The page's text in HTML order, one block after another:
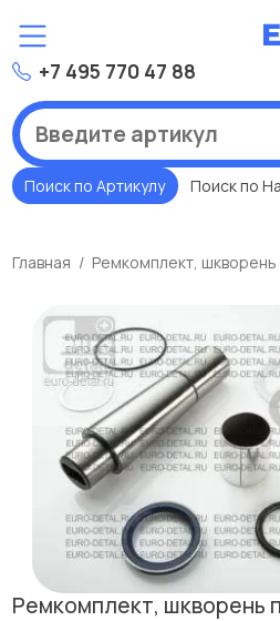
+7 495 770 47 88
Поиск по Артикулу Поиск по
Главная Ремкомплект, шкворень
Ремкомплект, шкворень